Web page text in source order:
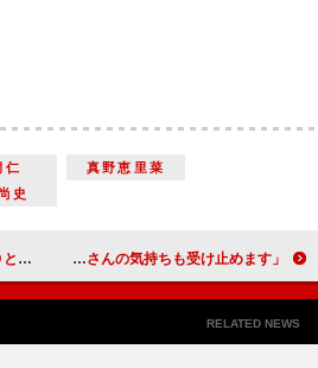
仁
真野恵里菜
史
た」 渡辺直美、一般男性へ片思い 「高橋大輔さんの気持ちも受け止めます」
RELATED NEWS